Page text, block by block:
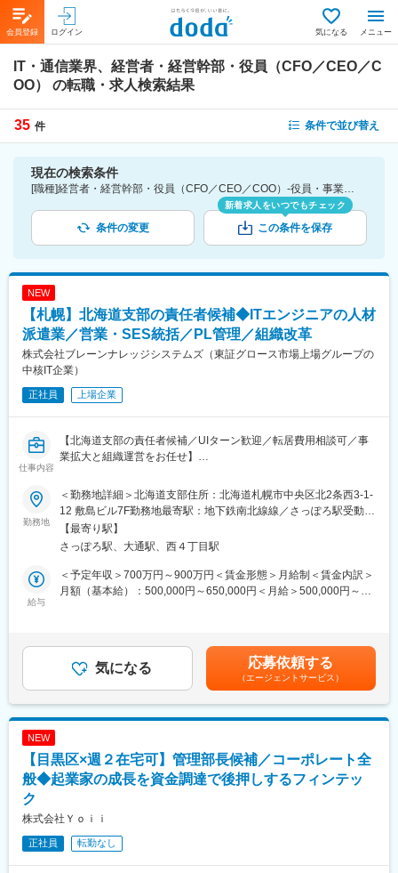
会員登録 ログイン 気になる メニュー
IT・通信業界、経営者・経営幹部・役員（CFO／CEO／C
OO）
の転職・求人検索結果
35 件 条件で並び替え
現在の検索条件
[職種]経営者・経営幹部・役員（CFO／CEO／COO）-役員・事業統括マネジャー [業種]IT・通信業界
条件の変更
新着求人をいつでもチェック
この条件を保存
NEW
【札幌】北海道支部の責任者候補◆ITエンジニアの人材
派遣業／営業・SES統括／PL管理／組織改革
株式会社ブレーンナレッジシステムズ（東証グロース市場上場グループの
中核IT企業）
正社員 上場企業
仕事内容
【北海道支部の責任者候補／UIターン歓迎／転居費用相談可／事
業拡大と組織運営をお任せ】
北海道拠点における責任者候補として、営業部門およびSES事業
のマネジメントを担い、事業成長と組織変革を推進していただき
ます。
北海道拠点は、当社における東京に次ぐ規模の重要拠点であり、
営業組織とエンジニア体制を統括しながら、事業拡大と組織運営
をリードいただくポジションです。
・売上、利益、稼働率などの各種KPI管理
・PL管理および予算策定・進捗管理
・事業成長に向けた戦略立案および推進
・新規顧客開拓に向けた営業戦略の策定
・営業活動における課題抽出および改善施策の推進
・約200名規模（自社・パートナー含む）のエンジニア組織の運
営
勤務地
＜勤務地詳細＞北海道支部住所：北海道札幌市中央区北2条西3-1-
12 敷島ビル7F勤務地最寄駅：地下鉄南北線線／さっぽろ駅受動喫
煙対策：屋内全面禁煙変更の範囲：会社の定める事業所
【最寄り駅】
さっぽろ駅、大通駅、西４丁目駅
給与
＜予定年収＞700万円～900万円＜賃金形態＞月給制＜賃金内訳＞
月額（基本給）：500,000円～650,000円＜月給＞500,000円～
ます。月給(月額)は固定手当を含めた表記です。
気になる 応募依頼する
（エージェントサービス）
NEW
【目黒区×週２在宅可】管理部長候補／コーポレート全
般◆起業家の成長を資金調達で後押しするフィンテッ
ク
株式会社Ｙｏｉｉ
正社員 転勤なし